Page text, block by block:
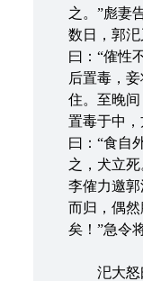
之。”彪妻
数日，郭
曰：“傕性
后置毒，
住。至晚
置毒于中
曰：“食自
之，犬立
李傕力邀
而归，偶
矣！”急令
汜大怒曰